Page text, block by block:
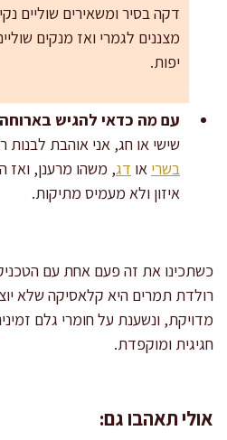
דקה בסיר ומשאירים שוליים
מצננים לגמרי ואז מנקים
יפות.
עם מה כדאי להגיש
שישי או חג, אני אוהבת
בשרי או דג, משהו מרענן, ואז
איזון ולא מעמיס מתיקות.
כשתכינו את זה פעם אחת עם
רולדת תמרים היא קלאסיקה שלא
מדויקת, ונשענת על חומרי גלם
חגיגית ומוקפדת.
אולי תאהבו גם: